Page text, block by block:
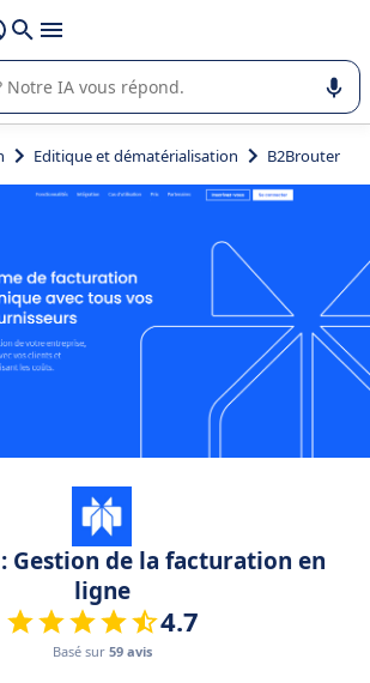
avec
guide dans l'utilisation ou la sélection de
Editique et dématérialisation B2Brouter
Gestion de la facturation en
ligne
4.7
Basé sur 59 avis